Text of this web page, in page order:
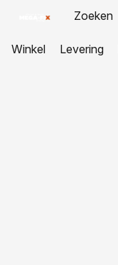
Winkel Levering